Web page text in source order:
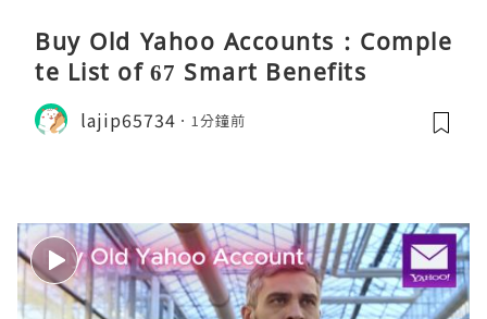
Buy Old Yahoo Accounts : Comple
te List of 67 Smart Benefits
lajip65734 1分鐘前